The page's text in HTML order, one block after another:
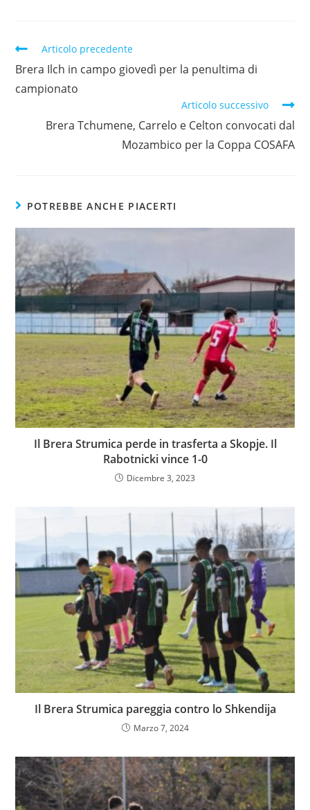
Articolo precedente
Brera Ilch in campo giovedì per la penultima di
campionato
Articolo successivo
Brera Tchumene, Carrelo e Celton convocati dal
Mozambico per la Coppa COSAFA
POTREBBE ANCHE PIACERTI
Il Brera Strumica perde in trasferta a Skopje. Il
Rabotnicki vince 1-0
Dicembre 3, 2023
Il Brera Strumica pareggia contro lo Shkendija
Marzo 7, 2024